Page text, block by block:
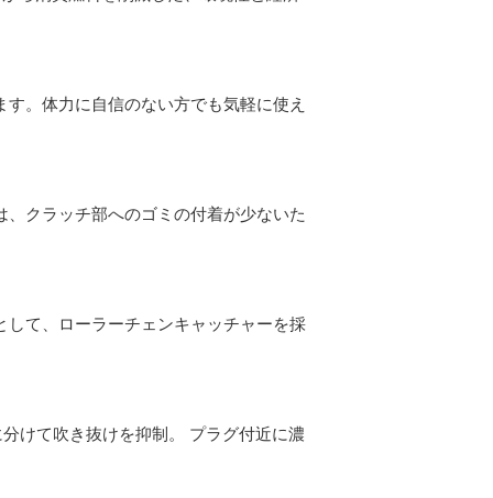
。体力に自信のない方でも気軽に使え
クラッチ部へのゴミの付着が少ないた
て、ローラーチェンキャッチャーを採
けて吹き抜けを抑制。 プラグ付近に濃